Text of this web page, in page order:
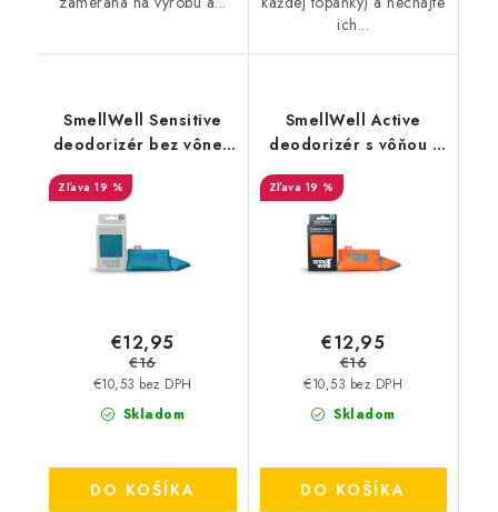
ich...
SmellWell Sensitive
deodorizér bez vône -
19 %
Skladom
€10,53 bez DPH
€12,95
€16
DO KOŠÍKA
SmellWell Active
deodorizér s vôňou -
19 %
Skladom
€10,53 bez DPH
€12,95
€16
DO KOŠÍKA